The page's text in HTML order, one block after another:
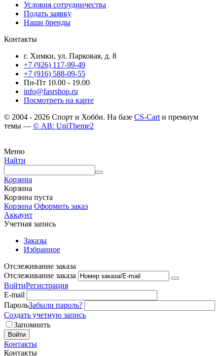
Условия сотрудничества
Подать заявку
Наши бренды
Контакты
г. Химки, ул. Парковая, д. 8
+7 (926) 117-99-49
+7 (916) 588-09-55
Пн-Пт 10.00 - 19.00
info@fasrshop.ru
Посмотреть на карте
© 2004 - 2026 Спорт и Хобби. На базе CS-Cart и премиум
темы — © AB: UniTheme2
Меню
Найти
Корзина
Корзина
Корзина пуста
Корзина Оформить заказ
Аккаунт
Учетная запись
Заказы
Избранное
Отслеживание заказа
Отслеживание заказа
ВойтиРегистрация
E-mail
ПарольЗабыли пароль?
Создать учетную запись
Запомнить
Войти
Контакты
Контакты